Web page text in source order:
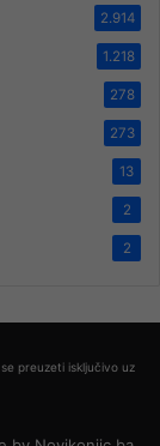
2.914
1.218
278
273
13
2
2
preuzeti isključivo uz